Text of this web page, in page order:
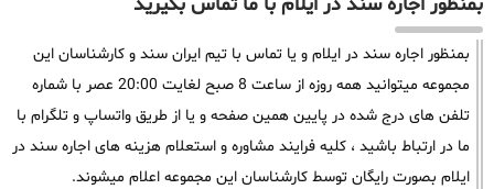
بمنظور اجاره سند در ایلام و یا تماس با تیم ایران سند و کارشناسان این
مجموعه میتوانید همه روزه از ساعت 8 صبح لغایت 20:00 عصر با شماره
تلفن های درج شده در پایین همین صفحه و یا از طریق واتساپ و تلگرام با
ما در ارتباط باشید ، کلیه فرایند مشاوره و استعلام هزینه های اجاره سند در
ایلام بصورت رایگان توسط کارشناسان این مجموعه اعلام میشوند.